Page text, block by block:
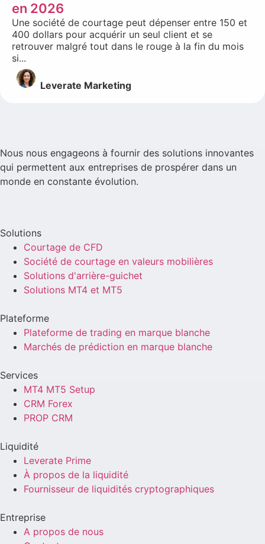
en 2026
Une société de courtage peut dépenser entre 150 et
400 dollars pour acquérir un seul client et se
retrouver malgré tout dans le rouge à la fin du mois
si...
Leverate Marketing
Nous nous engageons à fournir des solutions innovantes
qui permettent aux entreprises de prospérer dans un
monde en constante évolution.
Solutions
Courtage de CFD
Société de courtage en valeurs mobilières
Solutions d'arrière-guichet
Solutions MT4 et MT5
Plateforme
Plateforme de trading en marque blanche
Marchés de prédiction en marque blanche
Services
MT4 MT5 Setup
CRM Forex
PROP CRM
Liquidité
Leverate Prime
À propos de la liquidité
Fournisseur de liquidités cryptographiques
Entreprise
A propos de nous